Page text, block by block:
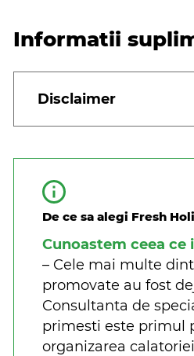
Informatii
Disclaimer
De ce sa alegi Fresh
Cunoastem ceea
– Cele mai multe
promovate au fost
Consultanta de
primesti este primul
organizarea